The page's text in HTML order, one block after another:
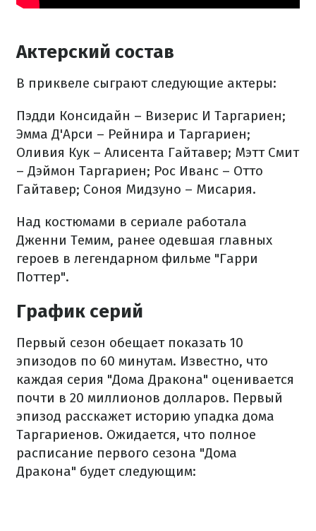
Актерский состав
В приквеле сыграют следующие актеры:
Пэдди Консидайн – Визерис И Таргариен;
Эмма Д'Арси – Рейнира и Таргариен;
Оливия Кук – Алисента Гайтавер; Мэтт Смит
– Дэймон Таргариен; Рос Иванс – Отто
Гайтавер; Соноя Мидзуно – Мисария.
Над костюмами в сериале работала
Дженни Темим, ранее одевшая главных
героев в легендарном фильме "Гарри
Поттер".
График серий
Первый сезон обещает показать 10
эпизодов по 60 минутам. Известно, что
каждая серия "Дома Дракона" оценивается
почти в 20 миллионов долларов. Первый
эпизод расскажет историю упадка дома
Таргариенов. Ожидается, что полное
расписание первого сезона "Дома
Дракона" будет следующим: